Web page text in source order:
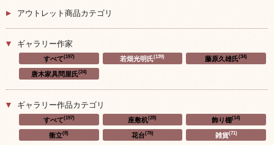
アウトレット商品カテゴリ
ギャラリー作家
すべて(197) 若畑光明氏(139) 藤原久雄氏(34)
唐木家具問屋氏(24)
ギャラリー作品カテゴリ
すべて(197) 座敷机(28) 飾り棚(14)
衝立(8) 花台(76) 雑貨(71)